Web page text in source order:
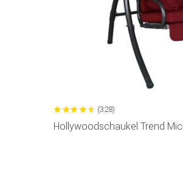
(328)
Hollywoodschaukel Trend